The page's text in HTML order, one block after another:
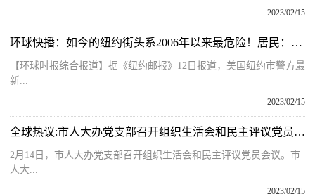
2023/02/15
环球快播：如今的纽约街头系2006年以来最危险！居民：治安没有最差只有更差
【环球时报综合报道】据《纽约邮报》12日报道，美国纽约市警方最
新...
2023/02/15
全球热议:市人大办党支部召开组织生活会和民主评议党员会议
2月14日，市人大办党支部召开组织生活会和民主评议党员会议。市
人大...
2023/02/15